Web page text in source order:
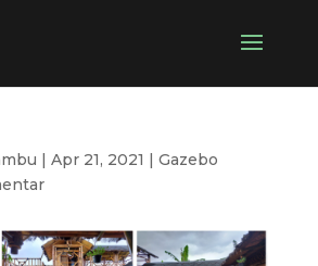
| Apr 21, 2021 | Gazebo